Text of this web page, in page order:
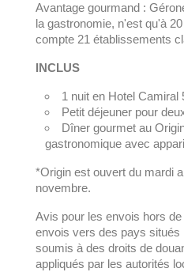
Avantage gourmand :
la gastronomie, n'est qu'à
compte 21 établissements
INCLUS
1 nuit en Hotel Camiral
Petit déjeuner pour
Dîner gourmet au
gastronomique avec
*Origin est ouvert du mardi
novembre.
Avis pour les envois hors de
envois vers des pays situés
soumis à des droits de
appliqués par les autorités